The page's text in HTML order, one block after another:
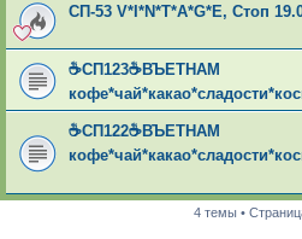
СП-53 V*I*N*T*A*G*E, Стоп
☕СП123☕ВЪЕТНАМ
☕СП122☕ВЪЕТНАМ
4 темы •